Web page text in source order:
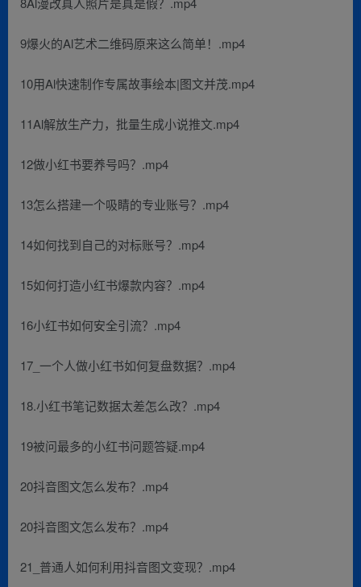
9爆火的Al艺术二维码原来这么简单！.mp4
10用Al快速制作专属故事绘本|图文并茂.mp4
11Al解放生产力，批量生成小说推文.mp4
12做小红书要养号吗？.mp4
13怎么搭建一个吸睛的专业账号？.mp4
14如何找到自己的对标账号？.mp4
15如何打造小红书爆款内容？.mp4
16小红书如何安全引流？.mp4
17_一个人做小红书如何复盘数据？.mp4
18.小红书笔记数据太差怎么改？.mp4
19被问最多的小红书问题答疑.mp4
20抖音图文怎么发布？.mp4
20抖音图文怎么发布？.mp4
21_普通人如何利用抖音图文变现？.mp4